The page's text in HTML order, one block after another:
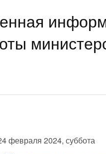
февраля 2024, суббота